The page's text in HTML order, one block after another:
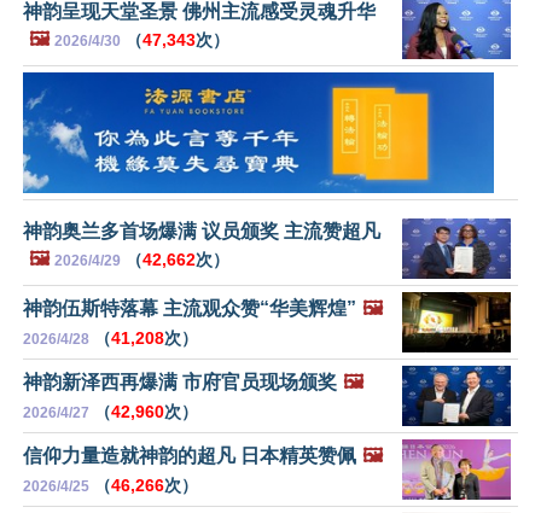
神韵呈现天堂圣景 佛州主流感受灵魂升华
🖼️ 2026/4/30 （47,343次）
神韵奥兰多首场爆满 议员颁奖 主流赞超凡
🖼️ 2026/4/29 （42,662次）
神韵伍斯特落幕 主流观众赞“华美辉煌” 🖼️
2026/4/28 （41,208次）
神韵新泽西再爆满 市府官员现场颁奖 🖼️
2026/4/27 （42,960次）
信仰力量造就神韵的超凡 日本精英赞佩 🖼️
2026/4/25 （46,266次）